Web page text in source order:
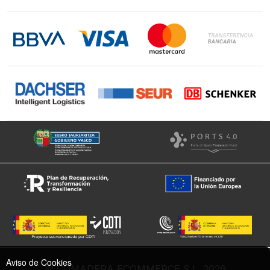
Contacto
Instagram
Facebook
Aviso de Cookies